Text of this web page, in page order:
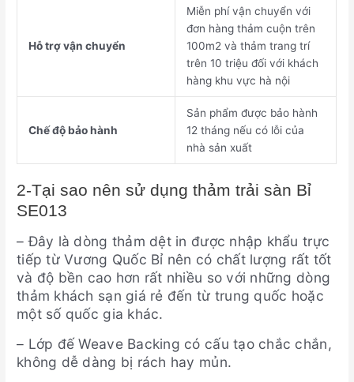
Hỗ trợ vận chuyển
Miễn phí vận chuyển với
đơn hàng thảm cuộn trên
100m2 và thảm trang trí
trên 10 triệu đối với khách
hàng khu vực hà nội
Chế độ bảo hành
Sản phẩm được bảo hành
12 tháng nếu có lỗi của
nhà sản xuất
2-Tại sao nên sử dụng thảm trải sàn Bỉ
SE013
– Đây là dòng thảm dệt in được nhập khẩu trực
tiếp từ Vương Quốc Bỉ nên có chất lượng rất tốt
và độ bền cao hơn rất nhiều so với những dòng
thảm khách sạn giá rẻ đến từ trung quốc hoặc
một số quốc gia khác.
– Lớp đế Weave Backing có cấu tạo chắc chắn,
không dễ dàng bị rách hay mủn.